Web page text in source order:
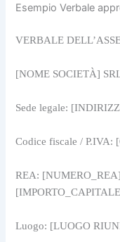
Esempio Verbale
VERBALE
[NOME SOCIETÀ]
Sede legale:
Codice fiscale / P.IVA:
REA:
Luogo: [LUOGO